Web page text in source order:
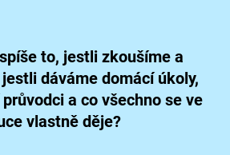
to, jestli zkoušíme a
dáváme domácí úkoly,
a co všechno se ve
vlastně děje?